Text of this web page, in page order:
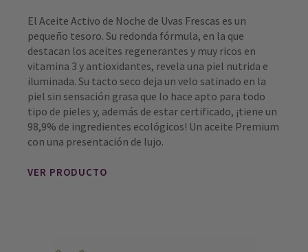
El Aceite Activo de Noche de Uvas Frescas es un
pequeño tesoro. Su redonda fórmula, en la que
destacan los aceites regenerantes y muy ricos en
vitamina 3 y antioxidantes, revela una piel nutrida e
iluminada. Su tacto seco deja un velo satinado en la
piel sin sensación grasa que lo hace apto para todo
tipo de pieles y, además de estar certificado, ¡tiene un
98,9% de ingredientes ecológicos! Un aceite Premium
con una presentación de lujo.
VER PRODUCTO